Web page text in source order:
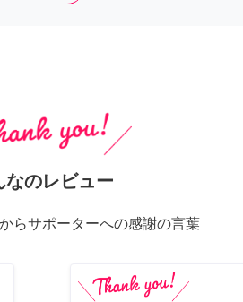
なのレビュー
らサポーターへの感謝の言葉